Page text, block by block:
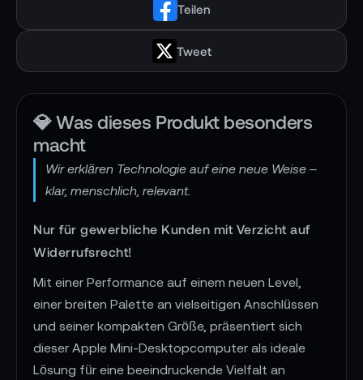
Teilen
Tweet
💎 Was dieses Produkt besonders
macht
Wir erklären Technologie auf eine neue Weise –
klar, menschlich, relevant.
Nur für gewerbliche Kunden mit Verzicht auf
Widerrufsrecht!
Mit einer Performance auf einem neuen Level,
einer breiten Palette an vielseitigen Anschlüssen
und seiner kompakten Größe, präsentiert sich
dieser Apple Mini-Desktopcomputer als ideale
Lösung für eine beeindruckende Vielfalt an